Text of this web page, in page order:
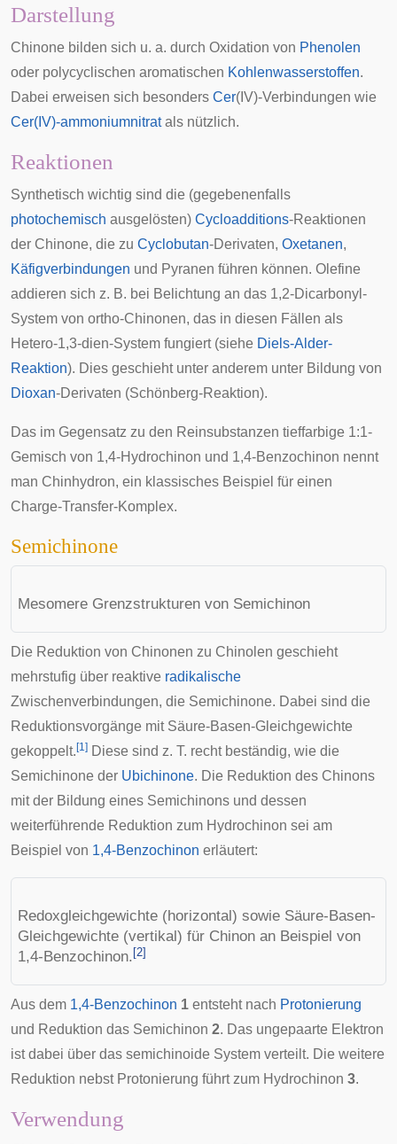
Darstellung
Chinone bilden sich u. a. durch Oxidation von Phenolen
oder polycyclischen aromatischen Kohlenwasserstoffen.
Dabei erweisen sich besonders Cer(IV)-Verbindungen wie
Cer(IV)-ammoniumnitratals nützlich.
Reaktionen
Synthetisch wichtig sind die (gegebenenfalls
photochemisch ausgelösten) Cycloadditions-Reaktionen
der Chinone, die zu Cyclobutan-Derivaten, Oxetanen,
Käfigverbindungen und Pyranen führen können. Olefine
addieren sich z. B. bei Belichtung an das 1,2-Dicarbonyl-
System von ortho-Chinonen, das in diesen Fällen als
Hetero-1,3-dien-System fungiert (siehe Diels-Alder-
Reaktion). Dies geschieht unter anderem unter Bildung von
Dioxan-Derivaten (Schönberg-Reaktion).
Das im Gegensatz zu den Reinsubstanzen tieffarbige 1:1-
Gemisch von 1,4-Hydrochinon und 1,4-Benzochinon nennt
man Chinhydron, ein klassisches Beispiel für einen
Charge-Transfer-Komplex.
Semichinone
Mesomere Grenzstrukturen von Semichinon
Die Reduktion von Chinonen zu Chinolen geschieht
mehrstufig über reaktive radikalische
Zwischenverbindungen, die Semichinone. Dabei sind die
Reduktionsvorgänge mit Säure-Basen-Gleichgewichte
gekoppelt. [1] Diese sind z. T. recht beständig, wie die
Semichinone der Ubichinone. Die Reduktion des Chinons
mit der Bildung eines Semichinons und dessen
weiterführende Reduktion zum Hydrochinon sei am
Beispiel von 1,4-Benzochinon erläutert:
Redoxgleichgewichte (horizontal) sowie Säure-Basen-
Gleichgewichte (vertikal) für Chinon an Beispiel von
1,4-Benzochinon.[2]
Aus dem 1,4-Benzochinon 1 entsteht nach Protonierung
und Reduktion das Semichinon 2. Das ungepaarte Elektron
ist dabei über das semichinoide System verteilt. Die weitere
Reduktion nebst Protonierung führt zum Hydrochinon 3.
Verwendung